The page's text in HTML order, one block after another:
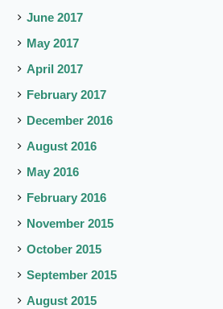
June 2017
May 2017
April 2017
February 2017
December 2016
August 2016
May 2016
February 2016
November 2015
October 2015
September 2015
August 2015